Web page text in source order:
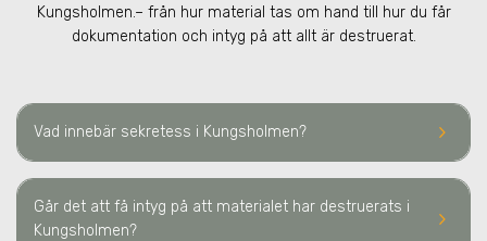
Kungsholmen.– från hur material tas om hand till hur du får
dokumentation och intyg på att allt är destruerat.
keyboard_arrow_right
Vad innebär sekretess i Kungsholmen?
keyboard_arrow_right
Går det att få intyg på att materialet har destruerats i
Kungsholmen?